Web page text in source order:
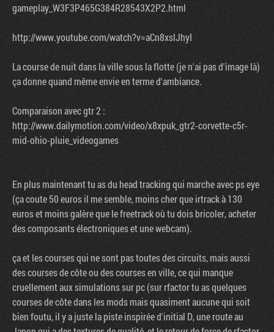
gameplay_W3F3P465G384R28543X2P2.html
http://www.youtube.com/watch?v=aCn8xslJhyI
La course de nuit dans la ville sous la flotte (je n'ai pas d'image là)
ça donne quand même envie en terme d'ambiance.
Comparaison avec gtr 2 :
http://www.dailymotion.com/video/x8xpuk_gtr2-corvette-c5r-
mid-ohio-pluie_videogames
En plus maintenant tu as du head tracking qui marche avec ps eye
(ça coute 50 euros il me semble, moins cher que irtrack à 130
euros et moins galère que le freetrack où tu dois bricoler, acheter
des composants électroniques et une webcam).
ça et les courses qui ne sont pas toutes des circuits, mais aussi
des courses de côte ou des courses en ville, ce qui manque
cruellement aux simulations sur pc (sur rfactor tu as quelques
courses de côte dans les mods mais quasiment aucune qui soit
bien foutu, il y a juste la piste inspirée d'initial D, une route au